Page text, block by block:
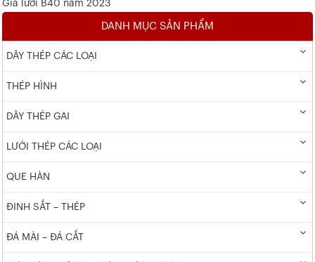
Giá lưới B40 năm 2023
DANH MỤC SẢN PHẨM
DÂY THÉP CÁC LOẠI
THÉP HÌNH
DÂY THÉP GAI
LƯỚI THÉP CÁC LOẠI
QUE HÀN
ĐINH SẮT – THÉP
ĐÁ MÀI – ĐÁ CẮT